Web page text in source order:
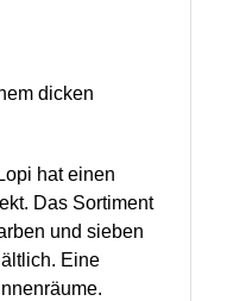
dicken
hat einen
Das Sortiment
und sieben
Eine